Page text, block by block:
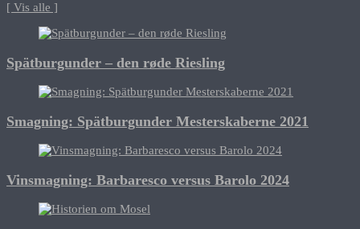
[ Vis alle ]
Spätburgunder – den røde Riesling
Smagning: Spätburgunder Mesterskaberne 2021
Vinsmagning: Barbaresco versus Barolo 2024